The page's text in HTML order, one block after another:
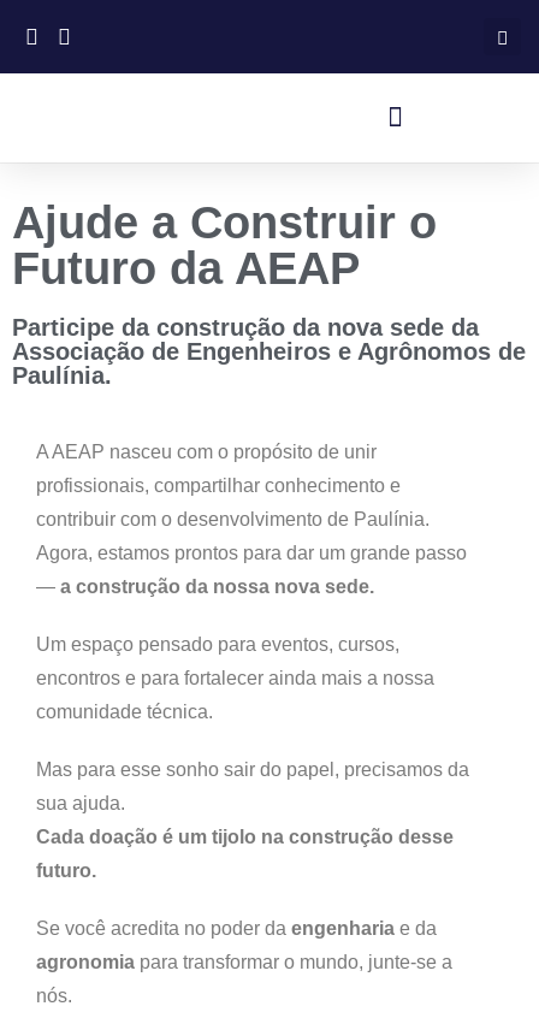
Ajude a Construir o
Futuro da AEAP
Participe da construção da nova sede da
Associação de Engenheiros e Agrônomos de
Paulínia.
A AEAP nasceu com o propósito de unir
profissionais, compartilhar conhecimento e
contribuir com o desenvolvimento de Paulínia.
Agora, estamos prontos para dar um grande passo
— a construção da nossa nova sede.
Um espaço pensado para eventos, cursos,
encontros e para fortalecer ainda mais a nossa
comunidade técnica.
Mas para esse sonho sair do papel, precisamos da
sua ajuda.
Cada doação é um tijolo na construção desse
futuro.
Se você acredita no poder da engenharia e da
agronomia para transformar o mundo, junte-se a
nós.